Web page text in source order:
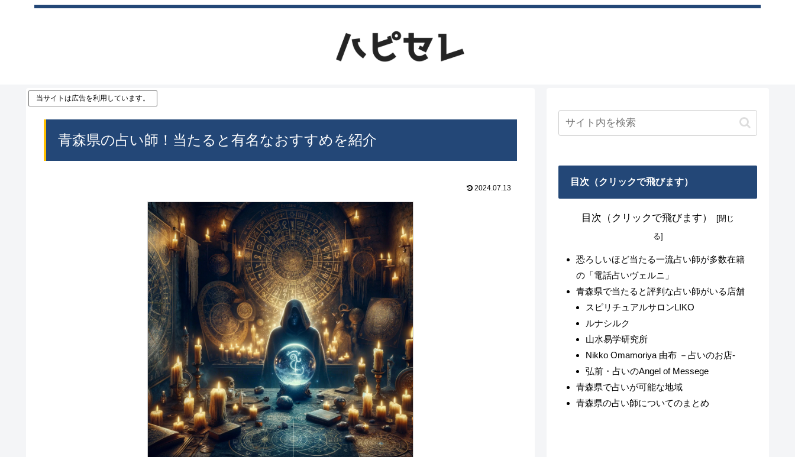
当サイトは広告を利用しています。
青森県の占い師！当たると有名なおすすめを紹介
2024.07.13
目次（クリックで飛びます）
目次（クリックで飛びます）
恐ろしいほど当たる一流占い師が多数在籍
の「電話占いヴェルニ」
青森県で当たると評判な占い師がいる店舗
スピリチュアルサロンLIKO
ルナシルク
山水易学研究所
Nikko Omamoriya 由布 －占いのお店-
弘前・占いのAngel of Messege
青森県で占いが可能な地域
青森県の占い師についてのまとめ